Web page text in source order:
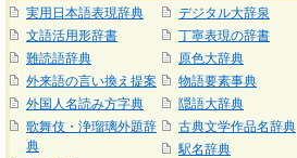
実用日本語表現辞典
文語活用形辞書
難読語辞典
外来語の言い換え提案
外国人名読み方字典
歌舞伎・浄瑠璃外題辞
典
デジタル大辞泉
丁寧表現の辞書
原色大辞典
物語要素事典
隠語大辞典
古典文学作品名辞典
駅名辞典